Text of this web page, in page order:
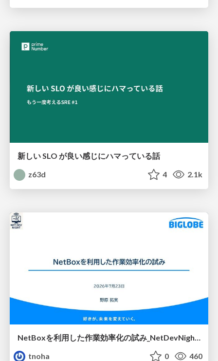
新しい SLO が良い感じにハマっている話
z63d
4 2.1k
NetBoxを利用した作業効率化の試み_NetDevNight4
tnoha
0 460